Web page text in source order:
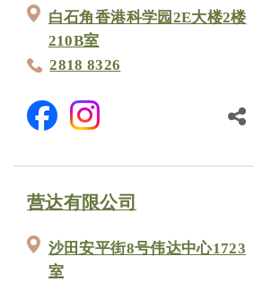
白石角香港科学园2E大楼2楼
210B室
2818 8326
营达有限公司
沙田安平街8号伟达中心1723
室